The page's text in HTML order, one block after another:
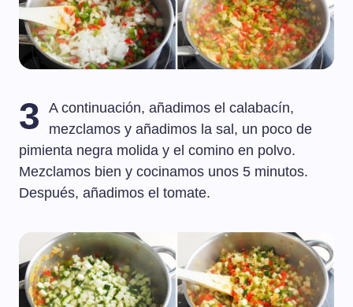
3
A continuación, añadimos el calabacín,
mezclamos y añadimos la sal, un poco de
pimienta negra molida y el comino en polvo.
Mezclamos bien y cocinamos unos 5 minutos.
Después, añadimos el tomate.